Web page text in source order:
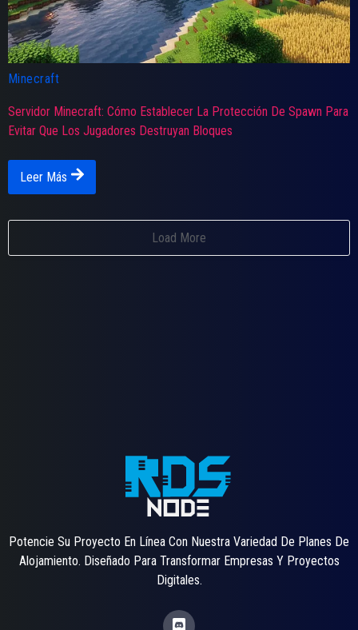
Minecraft
Servidor Minecraft: Cómo Establecer La Protección De Spawn Para
Evitar Que Los Jugadores Destruyan Bloques
Leer Más
Load More
Potencie Su Proyecto En Línea Con Nuestra Variedad De Planes De
Alojamiento. Diseñado Para Transformar Empresas Y Proyectos
Digitales.